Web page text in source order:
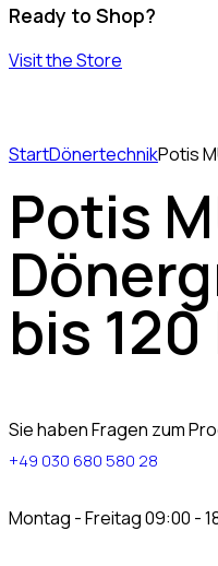
Ready to Shop?
Visit the Store
StartDönertechnikPotis
Potis
bis 120
Sie haben Fragen zum
+49 030 680 580 28
Montag - Freitag 09:00 -